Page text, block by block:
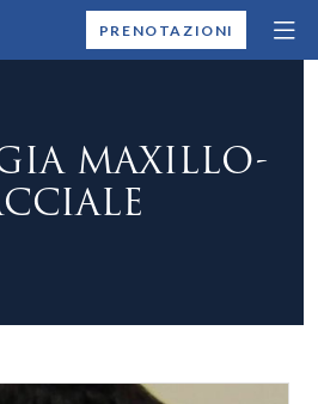
PRENOTAZIONI
MAXILLO-